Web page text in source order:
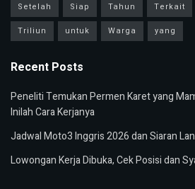
Setelah
Siap Tahun Terkait
Triliun
untuk Warga yang
Recent Posts
Peneliti Temukan Permen Karet yang
Inilah Cara Kerjanya
Jadwal Moto3 Inggris 2026 dan Siaran
Lowongan Kerja Dibuka, Cek Posisi dan